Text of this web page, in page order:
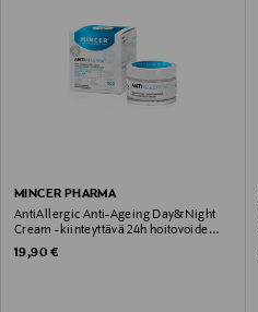
MINCER PHARMA
AntiAllergic Anti-Ageing Day&Night
Cream -kiinteyttävä 24h hoitovoide
50ml
Original Price
19,90 €